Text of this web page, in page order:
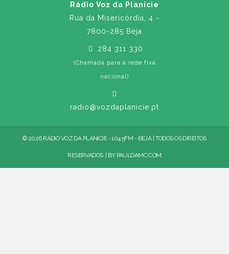
Rádio Voz da Planície
Rua da Misericórdia, 4 -
7800-285 Beja
284 311 330
(Chamada para a rede fixa
nacional)
radio@vozdaplanicie.pt
© 2026 RÁDIO VOZ DA PLANÍCIE - 104.5FM - BEJA | TODOS OS DIREITOS
RESERVADOS. | BY PAULOAMC.COM